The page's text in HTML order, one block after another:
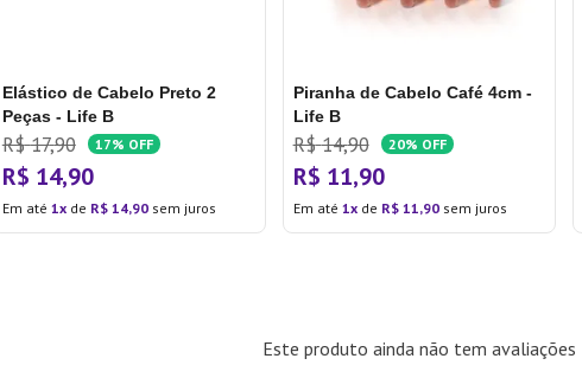
Elástico de Cabelo Preto 2
Peças - Life B
R$ 17,90 17% OFF
R$ 14,90
Em até 1 de R$ 14,90sem juros
Piranha de Cabelo Café 4cm -
Life B
R$ 14,90 20% OFF
R$ 11,90
Em até 1 de R$ 11,90sem juros
Este produto ainda não tem avaliações